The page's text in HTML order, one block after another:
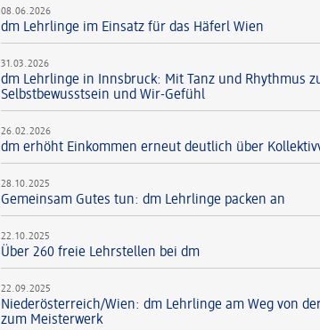
08.06.2026
dm Lehrlinge im Einsatz für das Häferl Wien
31.03.2026
dm Lehrlinge in Innsbruck: Mit Tanz und Rhythmus
Selbstbewusstsein und Wir-Gefühl
26.02.2026
dm erhöht Einkommen erneut deutlich über
28.10.2025
Gemeinsam Gutes tun: dm Lehrlinge packen an
22.10.2025
Über 260 freie Lehrstellen bei dm
22.09.2025
Niederösterreich/Wien: dm Lehrlinge am Weg von
zum Meisterwerk